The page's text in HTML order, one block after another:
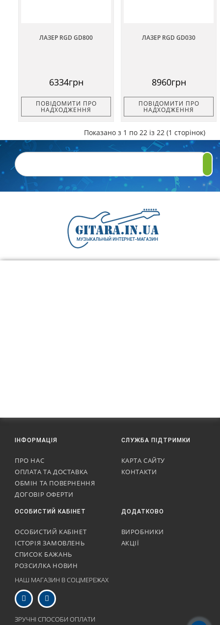
ЛАЗЕР RGD GD800
6334грн
ПОВІДОМИТИ ПРО
НАДХОДЖЕННЯ
ЛАЗЕР RGD GD030
8960грн
ПОВІДОМИТИ ПРО
НАДХОДЖЕННЯ
Показано з 1 по 22 із 22 (1 сторінок)
ІНФОРМАЦІЯ
ПРО НАС
ОПЛАТА ТА ДОСТАВКА
ОБМІН ТА ПОВЕРНЕННЯ
ДОГОВІР ОФЕРТИ
СЛУЖБА ПІДТРИМКИ
КАРТА САЙТУ
КОНТАКТИ
ОСОБИСТИЙ КАБІНЕТ
ОСОБИСТИЙ КАБІНЕТ
ІСТОРІЯ ЗАМОВЛЕНЬ
СПИСОК БАЖАНЬ
РОЗСИЛКА НОВИН
ДОДАТКОВО
ВИРОБНИКИ
АКЦІЇ
НАШ МАГАЗИН В СОЦМЕРЕЖАХ
ЗРУЧНІ СПОСОБИ ОПЛАТИ